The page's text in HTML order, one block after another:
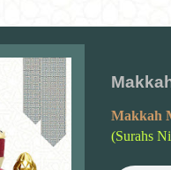
Makkah
(Surahs